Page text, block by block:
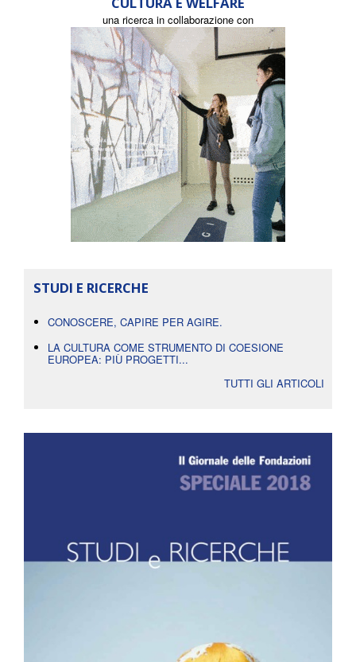
una ricerca in collaborazione con
STUDI E RICERCHE
CONOSCERE, CAPIRE PER AGIRE.
LA CULTURA COME STRUMENTO DI COESIONE
EUROPEA: PIÙ PROGETTI...
TUTTI GLI ARTICOLI